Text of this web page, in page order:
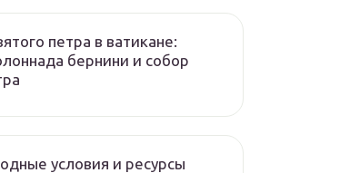
петра в ватикане:
бернини и собор
условия и ресурсы